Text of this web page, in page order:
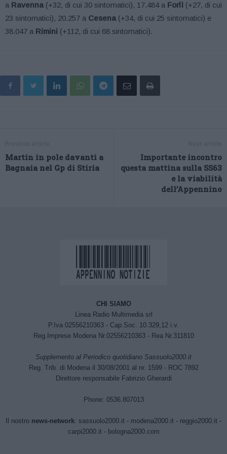
a Ravenna (+32, di cui 30 sintomatici), 17.484 a Forlì (+27, di cui
23 sintomatici), 20.257 a Cesena (+34, di cui 25 sintomatici) e
38.047 a Rimini (+112, di cui 68 sintomatici).
Martin in pole davanti a
Bagnaia nel Gp di Stiria
Importante incontro
questa mattina sulla SS63
e la viabilità
dell’Appennino
CHI SIAMO
Linea Radio Multimedia srl
P.Iva 02556210363 - Cap.Soc. 10.329,12 i.v.
Reg.Imprese Modena Nr.02556210363 - Rea Nr.311810
Supplemento al Periodico quotidiano Sassuolo2000.it
Reg. Trib. di Modena il 30/08/2001 al nr. 1599 - ROC 7892
Direttore responsabile Fabrizio Gherardi
Phone: 0536.807013
Il nostro news-network: sassuolo2000.it - modena2000.it - reggio2000.it -
carpi2000.it- bologna2000.com